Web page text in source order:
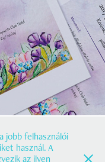
jobb felhasználói
használ. A
az ilyen